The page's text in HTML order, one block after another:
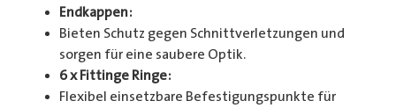
Endkappen:
Bieten Schutz gegen Schnittverletzungen und
sorgen für eine saubere Optik.
6 x Fittinge Ringe:
Flexibel einsetzbare Befestigungspunkte für